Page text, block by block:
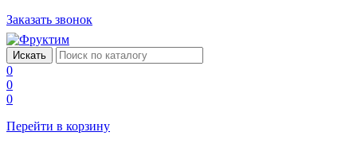
Заказать звонок
0
0
0
Перейти в корзину